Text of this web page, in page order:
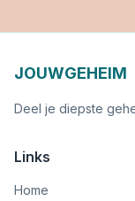
JOUWGEHEIM
Deel je diepste
Links
Home